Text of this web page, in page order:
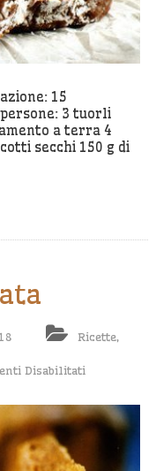
15
3 tuorli
a terra 4
secchi 150 g di
Ricette,
Disabilitati